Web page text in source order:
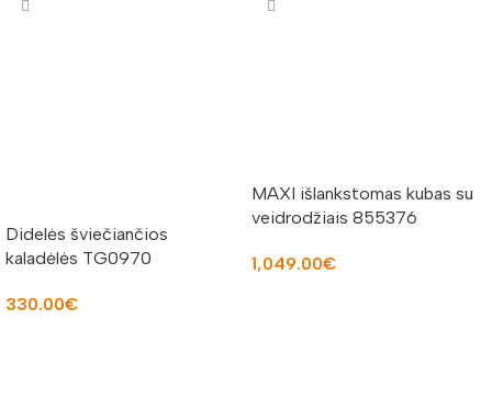
Didelės šviečiančios
kaladėlės TG0970
330.00€
MAXI išlankstomas kubas su
veidrodžiais 855376
1,049.00€